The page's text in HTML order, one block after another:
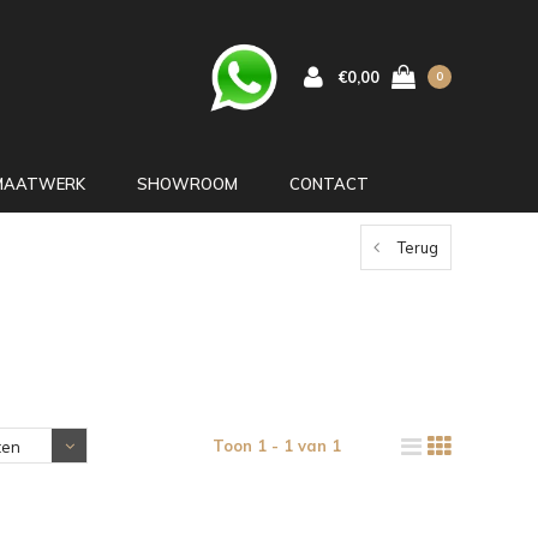
€0,00 0
SHOWROOM CONTACT
Terug
Toon 1 - 1 van 1